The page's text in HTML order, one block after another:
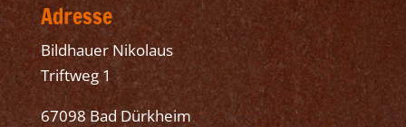
Adresse
Bildhauer Nikolaus
Triftweg 1
67098 Bad Dürkheim